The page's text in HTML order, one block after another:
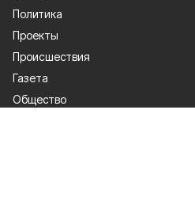
Политика
Проекты
Происшествия
Газета
Общество